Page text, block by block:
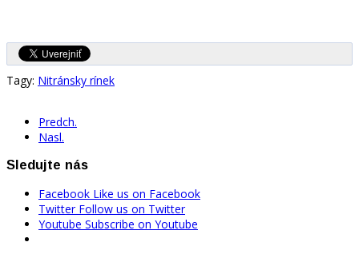
Tagy: Nitránsky rínek
Predch.
Nasl.
Sledujte nás
Facebook Like us on Facebook
Twitter Follow us on Twitter
Youtube Subscribe on Youtube